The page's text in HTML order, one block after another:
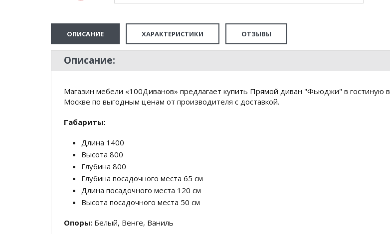
ОПИСАНИЕ ХАРАКТЕРИСТИКИ ОТЗЫВЫ
Описание:
Магазин мебели «100Диванов» предлагает купить Прямой диван "Фьюджи" в гостиную в
Москве по выгодным ценам от производителя с доставкой.
Габариты:
Длина 1400
Высота 800
Глубина 800
Глубина посадочного места 65 см
Длина посадочного места 120 см
Высота посадочного места 50 см
Опоры: Белый, Венге, Ваниль